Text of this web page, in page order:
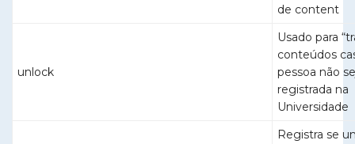
de content
unlock
Usado para
conteúdos
pessoa não
registrada na
Universidade
Registra se